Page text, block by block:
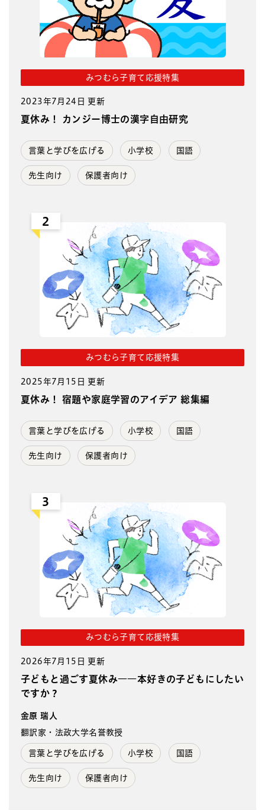
みつむら子育て応援特集
2023年7月24日 更新
夏休み！ カンジー博士の漢字自由研究
言葉と学びを広げる 小学校 国語
先生向け 保護者向け
2
みつむら子育て応援特集
2025年7月15日 更新
夏休み！ 宿題や家庭学習のアイデア 総集編
言葉と学びを広げる 小学校 国語
先生向け 保護者向け
3
みつむら子育て応援特集
2026年7月15日 更新
子どもと過ごす夏休み――本好きの子どもにしたい
ですか？
金原 瑞人
翻訳家・法政大学名誉教授
言葉と学びを広げる 小学校 国語
先生向け 保護者向け